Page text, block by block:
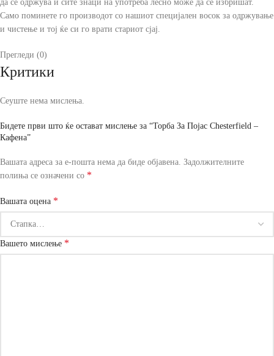
да се одржува и сите знаци на употреба лесно може да се избришат.
Само поминете го производот со нашиот специјален восок за одржување
и чистење и тој ќе си го врати стариот сјај.
Прегледи (0)
Критики
Сеуште нема мислења.
Бидете први што ќе остават мислење за “Торба За Појас Chesterfield –
Кафена”
Вашата адреса за е-пошта нема да биде објавена. Задолжителните
полиња се означени со *
Вашата оцена *
Вашето мислење *